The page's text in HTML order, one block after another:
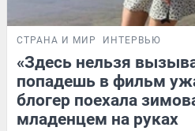
СТРАНА И МИР ИНТЕРВЬЮ
«Здесь нельзя
попадешь в фильм
блогер поехала
младенцем на руках